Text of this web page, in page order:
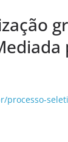
processo-